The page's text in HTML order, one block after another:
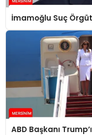
İmamoğlu Suç
ABD Başkanı